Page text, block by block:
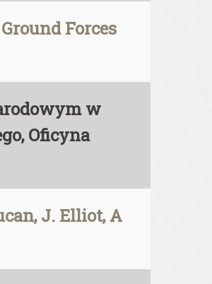
Forces
w
Oficyna
J. Elliot, A